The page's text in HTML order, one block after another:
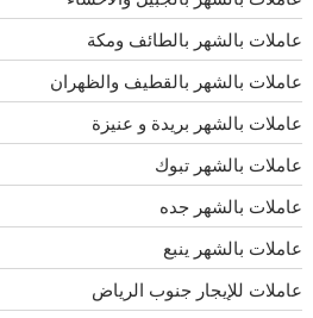
عاملات بالشهر بالطائف ومكة
عاملات بالشهر بالقطيف والظهران
عاملات بالشهر بريدة و عنيزة
عاملات بالشهر تبوك
عاملات بالشهر جده
عاملات بالشهر ينبع
عاملات للإيجار جنوب الرياض